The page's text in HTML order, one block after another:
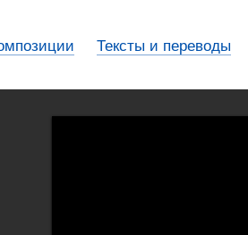
Тексты и переводы